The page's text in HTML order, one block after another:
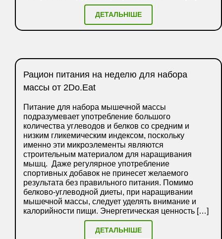
ДЕТАЛЬНІШЕ
Рацион питания на неделю для набора
массы от 2Do.Eat
Питание для набора мышечной массы
подразумевает употребление большого
количества углеводов и белков со средним и
низким гликемическим индексом, поскольку
именно эти микроэлементы являются
строительным материалом для наращивания
мышц. Даже регулярное употребление
спортивных добавок не принесет желаемого
результата без правильного питания. Помимо
белково-углеводной диеты, при наращивании
мышечной массы, следует уделять внимание и
калорийности пищи. Энергетическая ценность […]
ДЕТАЛЬНІШЕ